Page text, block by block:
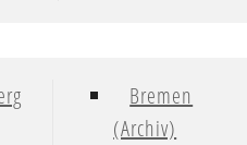
Bremen
(Archiv)